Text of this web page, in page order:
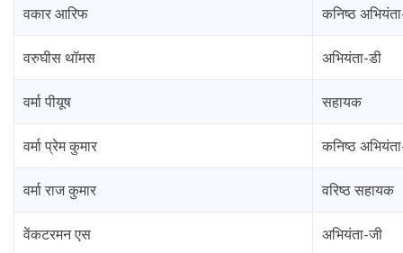
वकार आरिफ कनिष्ठ
वरुघीस थॉमस अभियंता-डी
वर्मा पीयूष सहायक
वर्मा प्रेम कुमार कनिष्ठ
वर्मा राज कुमार वरिष्ठ सहायक
वेंकटरमन एस अभियंता-जी